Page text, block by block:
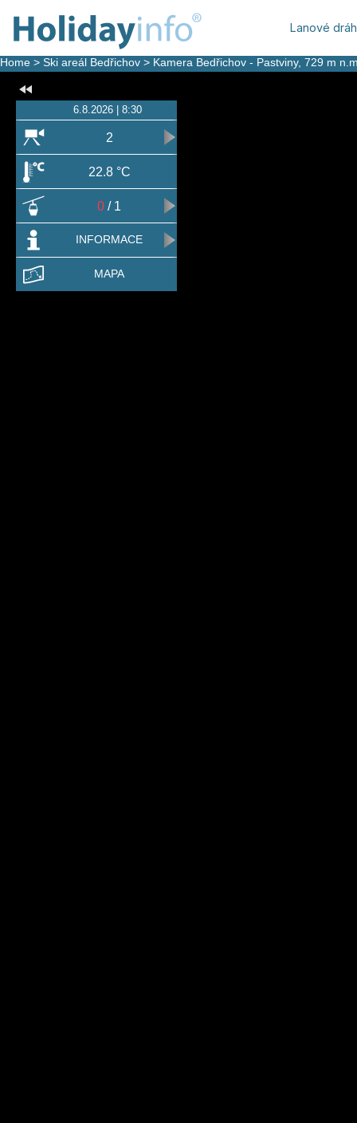
6.8.2026 | 8:30
2
22.8 °C
0 / 1
INFORMACE
MAPA
Lanové
Home > Ski areál Bedřichov > Kamera Bedřichov - Pastviny, 729 m